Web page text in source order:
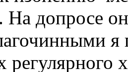
На допросе
регулярного